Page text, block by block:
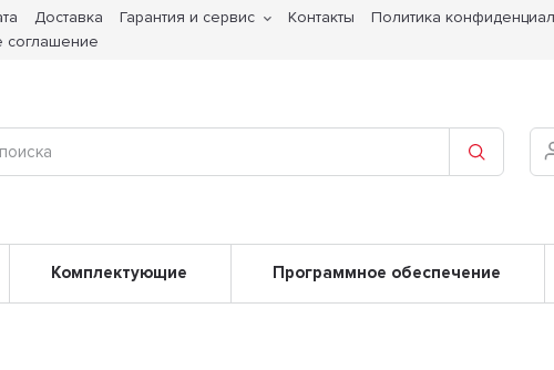
Доставка Гарантия и сервис Контакты
Политика
соглашение
Комплектующие Программное обеспечение